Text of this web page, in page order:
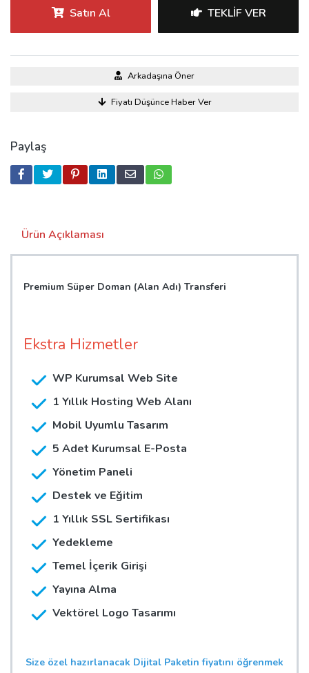
Satın Al TEKLIF VER
Arkadaşına Öner
Fiyatı Düşünce Haber Ver
Paylaş
Ürün Açıklaması
Premium Süper Doman (Alan Adı) Transferi
Ekstra Hizmetler
WP Kurumsal Web Site
1 Yıllık Hosting Web Alanı
Mobil Uyumlu Tasarım
5 Adet Kurumsal E-Posta
Yönetim Paneli
Destek ve Eğitim
1 Yıllık SSL Sertifikası
Yedekleme
Temel İçerik Girişi
Yayına Alma
Vektörel Logo Tasarımı
Size özel hazırlanacak Dijital Paketin fiyatını öğrenmek